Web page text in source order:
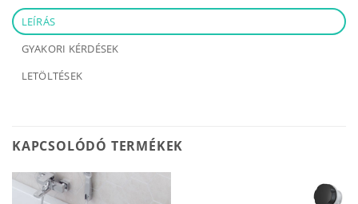
LEÍRÁS
GYAKORI KÉRDÉSEK
LETÖLTÉSEK
KAPCSOLÓDÓ TERMÉKEK